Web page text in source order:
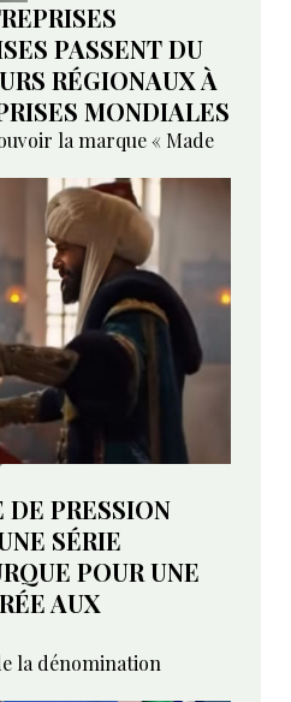
PASSENT DU
RÉGIONAUX À
MONDIALES
la marque « Made
DE PRESSION
SÉRIE
POUR UNE
AUX
la dénomination